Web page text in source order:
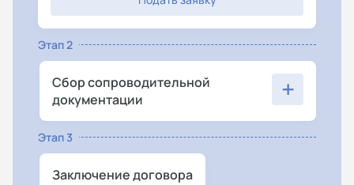
Этап 2
Сбор сопроводительной
документации
+
Этап 3
Заключение договора